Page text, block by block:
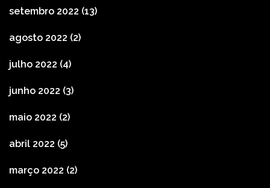
setembro 2022 (13)
agosto 2022 (2)
julho 2022 (4)
junho 2022 (3)
maio 2022 (2)
abril 2022 (5)
março 2022 (2)